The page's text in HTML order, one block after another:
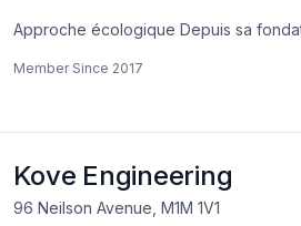
Approche écologique Depuis sa fondation en 2016, BoON Architecture se spécialise dans la conception de projets sensibles
innovantes pour atteindre la qualité
physiques telles les pentes,
des eaux ou bien ses
sera aussi réfléchie pour atténuer les
Member Since 2017
Kove Engineering
96 Neilson Avenue, M1M 1V1